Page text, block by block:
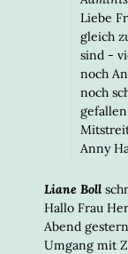
Liebe
gleich
sind -
noch
noch
Anny
Liane Boll
Hallo Frau
Abend
Umgang mit